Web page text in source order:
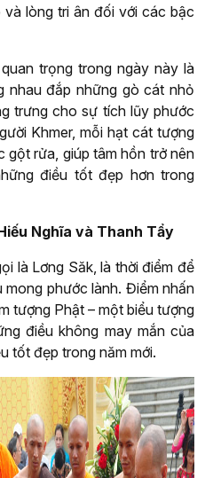
lòng tri ân đối với các bậc
trọng trong ngày này là
nhau đắp những gò cát nhỏ
trưng cho sự tích lũy phước
Khmer, mỗi hạt cát tượng
rửa, giúp tâm hồn trở nên
điều tốt đẹp hơn trong
Nghĩa và Thanh Tẩy
là Lơng Săk, là thời điểm để
phước lành. Điểm nhấn
tượng Phật – một biểu tượng
điều không may mắn của
tốt đẹp trong năm mới.